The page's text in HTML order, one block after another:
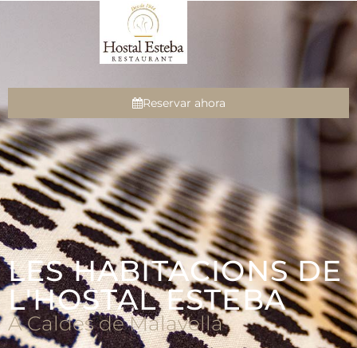
Reservar ahora
LES HABITACIONS DE
L'HOSTAL ESTEBA
A Caldes de Malavella